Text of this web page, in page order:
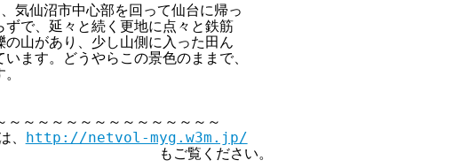
気仙沼市中心部を回って仙台に帰っ
で、延々と続く更地に点々と鉄筋
山があり、少し山側に入った田ん
ます。どうやらこの景色のままで、
～～～～～～～～～～～～～～
http://netvol-myg.w3m.jp/
もご覧ください。